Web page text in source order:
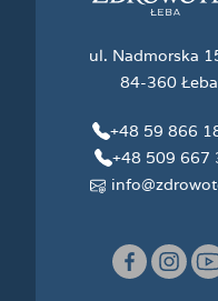
ul. Nadmorska
84-360 Łeba
+48 59 866
+48 509 667